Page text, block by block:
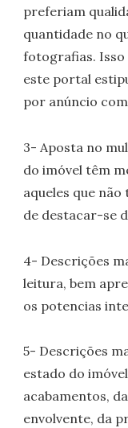
preferiam
quantidade no
fotografias. Isso
este portal
por anúncio
3- Aposta no
do imóvel têm
aqueles que
de destacar-se
4- Descrições
leitura, bem
os potencias
5- Descrições
estado do
acabamentos,
envolvente, da